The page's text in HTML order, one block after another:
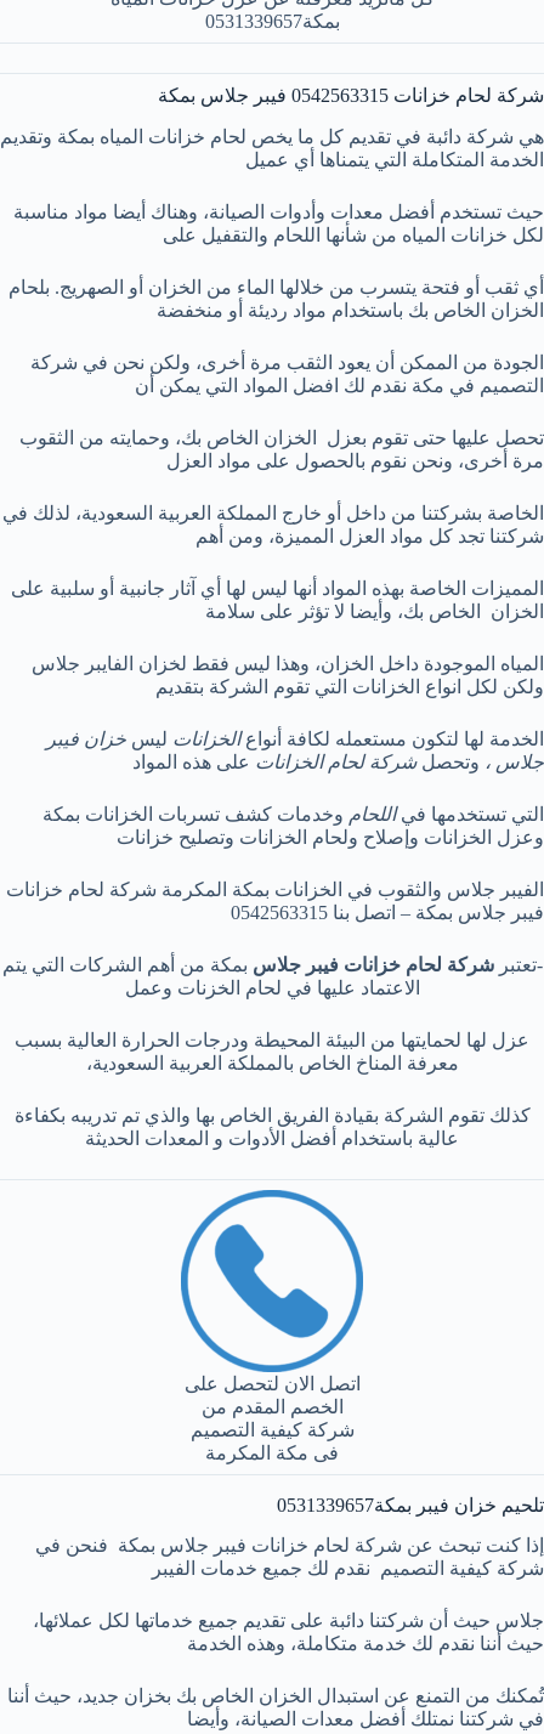
بمكة0531339657
شركة لحام خزانات 0542563315 فيبر جلاس بمكة
هي شركة دائبة في تقديم كل ما يخص لحام خزانات المياه بمكة وتقديم
الخدمة المتكاملة التي يتمناها أي عميل
حيث تستخدم أفضل معدات وأدوات الصيانة، وهناك أيضا مواد مناسبة
لكل خزانات المياه من شأنها اللحام والتقفيل على
أي ثقب أو فتحة يتسرب من خلالها الماء من الخزان أو الصهريج. بلحام
الخزان الخاص بك باستخدام مواد رديئة أو منخفضة
الجودة من الممكن أن يعود الثقب مرة أخرى، ولكن نحن في شركة
التصميم في مكة نقدم لك افضل المواد التي يمكن أن
تحصل عليها حتى تقوم بعزل الخزان الخاص بك، وحمايته من الثقوب
مرة أخرى، ونحن نقوم بالحصول على مواد العزل
الخاصة بشركتنا من داخل أو خارج المملكة العربية السعودية، لذلك في
شركتنا تجد كل مواد العزل المميزة، ومن أهم
المميزات الخاصة بهذه المواد أنها ليس لها أي آثار جانبية أو سلبية على
الخزان الخاص بك، وأيضا لا تؤثر على سلامة
المياه الموجودة داخل الخزان، وهذا ليس فقط لخزان الفايبر جلاس
ولكن لكل انواع الخزانات التي تقوم الشركة بتقديم
الخدمة لها لتكون مستعمله لكافة أنواعالخزانات ليس خزان فيبر
جلاس ، وتحصلشركة لحام الخزانات على هذه المواد
التي تستخدمها فياللحام وخدمات كشف تسربات الخزانات بمكة
وعزل الخزانات وإصلاح ولحام الخزانات وتصليح خزانات
الفيبر جلاس والثقوب في الخزانات بمكة المكرمة شركة لحام خزانات
فيبر جلاس بمكة – اتصل بنا 0542563315
-تعتبرشركة لحام خزانات فيبر جلاس بمكة من أهم الشركات التي يتم
الاعتماد عليها في لحام الخزنات وعمل
عزل لها لحمايتها من البيئة المحيطة ودرجات الحرارة العالية بسبب
معرفة المناخ الخاص بالمملكة العربية السعودية،
كذلك تقوم الشركة بقيادة الفريق الخاص بها والذي تم تدريبه بكفاءة
عالية باستخدام أفضل الأدوات و المعدات الحديثة
اتصل الان لتحصل على
الخصم المقدم من
شركة كيفية التصميم
فى مكة المكرمة
تلحيم خزان فيبر بمكة0531339657
إذا كنت تبحث عن شركة لحام خزانات فيبر جلاس بمكة فنحن في
شركة كيفية التصميم نقدم لك جميع خدمات الفيبر
جلاس حيث أن شركتنا دائبة على تقديم جميع خدماتها لكل عملائها،
حيث أننا نقدم لك خدمة متكاملة، وهذه الخدمة
تُمكنك من التمنع عن استبدال الخزان الخاص بك بخزان جديد، حيث أننا
في شركتنا نمتلك أفضل معدات الصيانة، وأيضا